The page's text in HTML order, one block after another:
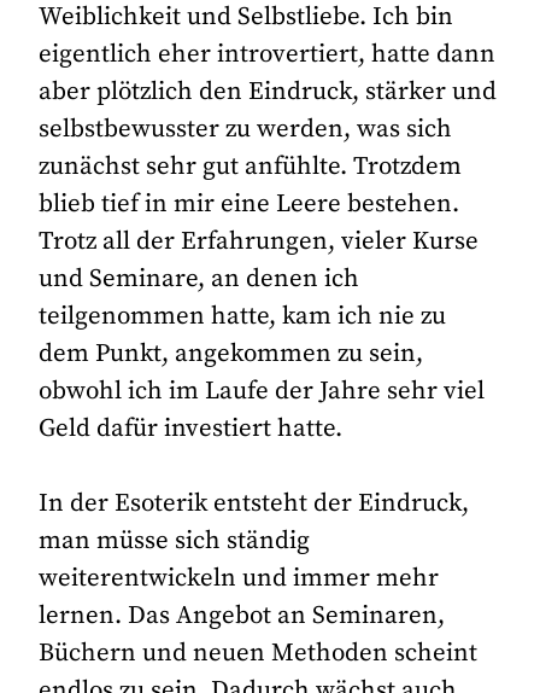
Weiblichkeit und Selbstliebe. Ich bin
eigentlich eher introvertiert, hatte dann
aber plötzlich den Eindruck, stärker und
selbstbewusster zu werden, was sich
zunächst sehr gut anfühlte. Trotzdem
blieb tief in mir eine Leere bestehen.
Trotz all der Erfahrungen, vieler Kurse
und Seminare, an denen ich
teilgenommen hatte, kam ich nie zu
dem Punkt, angekommen zu sein,
obwohl ich im Laufe der Jahre sehr viel
Geld dafür investiert hatte.
In der Esoterik entsteht der Eindruck,
man müsse sich ständig
weiterentwickeln und immer mehr
lernen. Das Angebot an Seminaren,
Büchern und neuen Methoden scheint